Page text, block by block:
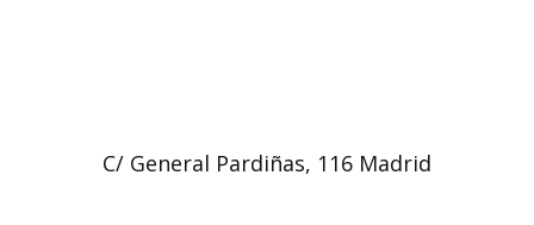
C/ General Pardiñas, 116 Madrid